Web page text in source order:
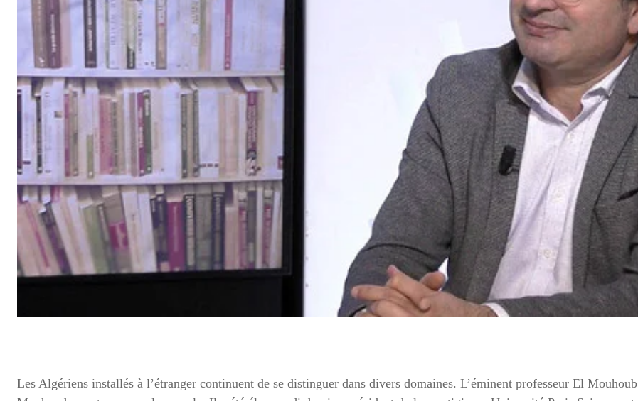
Les Algériens installés à l’étranger continuent de se distinguer dans divers domaines. L’éminent professeur El Mouhoub